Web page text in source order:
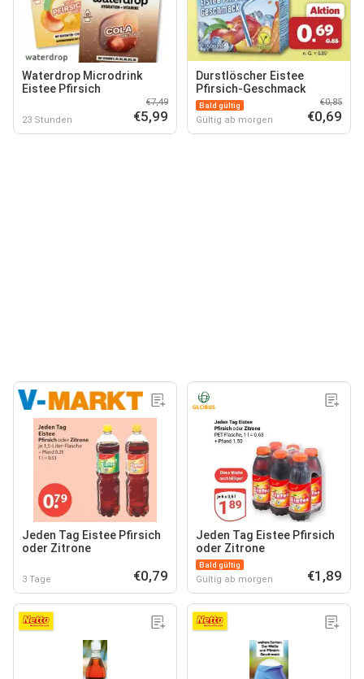
Waterdrop Microdrink
Eistee Pfirsich
23 Stunden
€7,49
€5,99
Durstlöscher Eistee
Pfirsich-Geschmack
Bald gültig
Gültig ab morgen
€0,85
€0,69
Jeden Tag Eistee Pfirsich
oder Zitrone
3 Tage €0,79
Jeden Tag Eistee Pfirsich
oder Zitrone
Bald gültig
Gültig ab morgen €1,89